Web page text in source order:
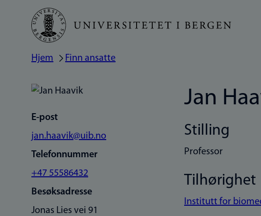
Hopp
hovedinnhold
Navigasjonssti
Hjem Finn ansatte
E-post
jan.haavik@uib.no
Telefonnummer
+47 55586432
Besøksadresse
Jonas Lies vei 91
Jan
Stilling
Professor
Tilhørighet
Institutt for